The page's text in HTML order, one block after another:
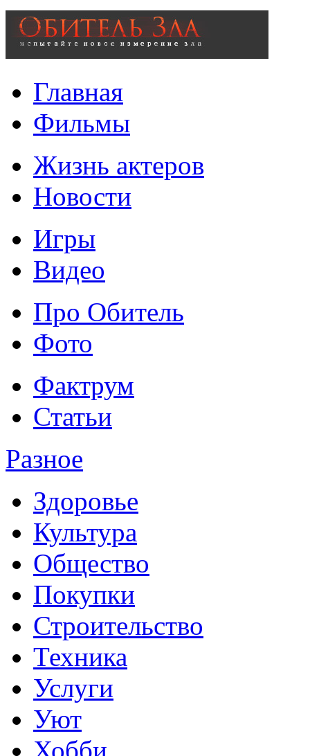
Главная
Фильмы
Жизнь актеров
Новости
Игры
Видео
Про Обитель
Фото
Фактрум
Статьи
Разное
Здоровье
Культура
Общество
Покупки
Строительство
Техника
Услуги
Уют